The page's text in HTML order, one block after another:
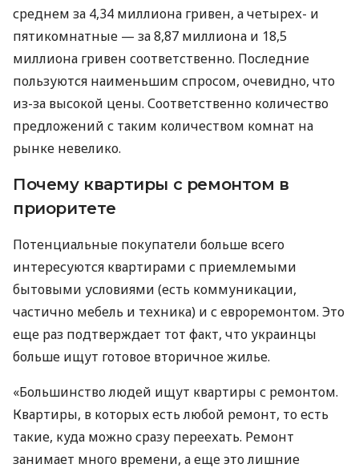
среднем за 4,34 миллиона гривен, а четырех- и
пятикомнатные — за 8,87 миллиона и 18,5
миллиона гривен соответственно. Последние
пользуются наименьшим спросом, очевидно, что
из-за высокой цены. Соответственно количество
предложений с таким количеством комнат на
рынке невелико.
Почему квартиры с ремонтом в
приоритете
Потенциальные покупатели больше всего
интересуются квартирами с приемлемыми
бытовыми условиями (есть коммуникации,
частично мебель и техника) и с евроремонтом. Это
еще раз подтверждает тот факт, что украинцы
больше ищут готовое вторичное жилье.
«Большинство людей ищут квартиры с ремонтом.
Квартиры, в которых есть любой ремонт, то есть
такие, куда можно сразу переехать. Ремонт
занимает много времени, а еще это лишние